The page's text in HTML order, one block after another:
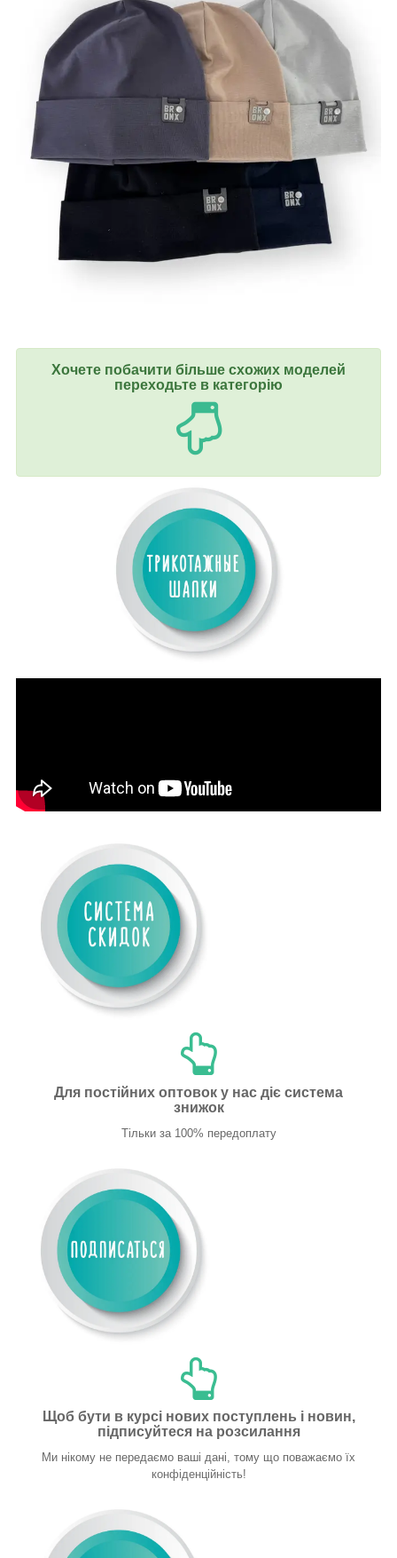
Хочете побачити більше схожих моделей
переходьте в категорію
Для постійних оптовок у нас діє система
знижок
Тільки за 100% передоплату
Щоб бути в курсі нових поступлень і новин,
підписуйтеся на розсилання
Ми нікому не передаємо ваші дані, тому що поважаємо їх
конфіденційність!